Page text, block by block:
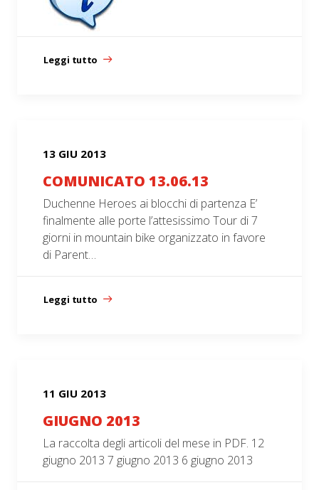
Leggi tutto
13 GIU 2013
COMUNICATO 13.06.13
Duchenne Heroes ai blocchi di partenza E’
finalmente alle porte l’attesissimo Tour di 7
giorni in mountain bike organizzato in favore
di Parent…
Leggi tutto
11 GIU 2013
GIUGNO 2013
La raccolta degli articoli del mese in PDF. 12
giugno 2013 7 giugno 2013 6 giugno 2013